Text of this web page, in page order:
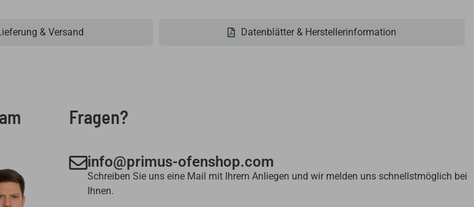
& Versand Datenblätter & Herstellerinformation
Fragen?
info@primus-ofenshop.com
Schreiben Sie uns eine Mail mit Ihrem Anliegen und wir melden uns schnellstmöglich bei
Ihnen.